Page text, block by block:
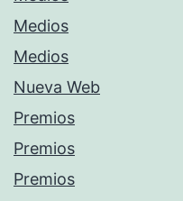
Medios
Medios
Nueva Web
Premios
Premios
Premios